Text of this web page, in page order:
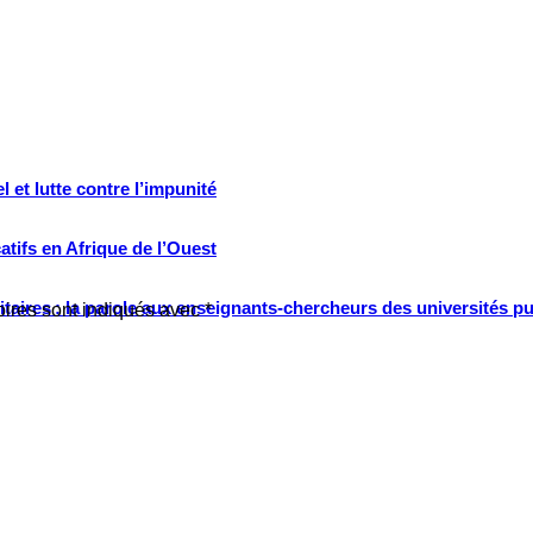
et lutte contre l’impunité
en Afrique de l’Ouest
: la parole aux enseignants-chercheurs des universités
sont indiqués avec*